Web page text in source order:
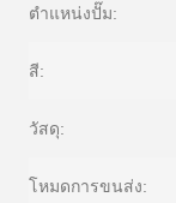
ตำแหน่งปั๊ม:
สี:
วัสดุ:
โหมดการขนส่ง: